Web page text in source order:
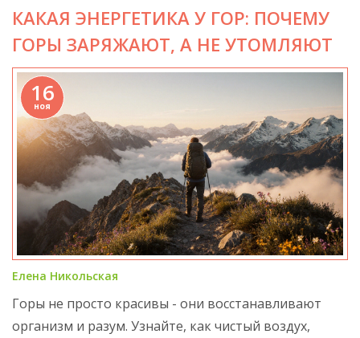
КАКАЯ ЭНЕРГЕТИКА У ГОР: ПОЧЕМУ
ГОРЫ ЗАРЯЖАЮТ, А НЕ УТОМЛЯЮТ
16
ноя
Елена Никольская
Горы не просто красивы - они восстанавливают
организм и разум. Узнайте, как чистый воздух,